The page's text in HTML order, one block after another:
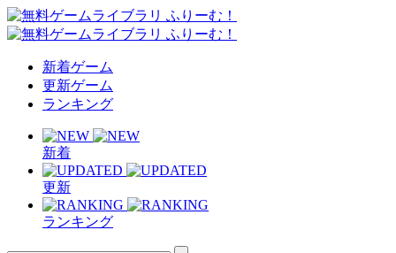
新着ゲーム
更新ゲーム
ランキング
新着
更新
ランキング